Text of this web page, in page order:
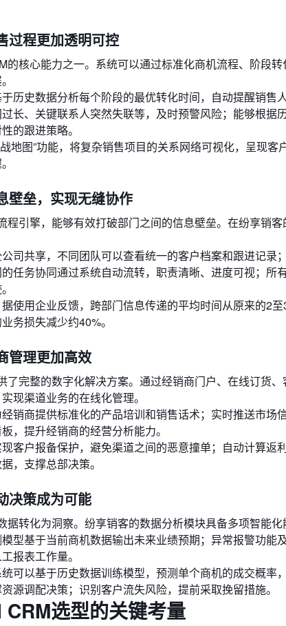
过程更加透明可控
的核心能力之一。系统可以通过标准化商机流程、阶段
历史数据分析每个阶段的最优转化时间，自动提醒销售
长、关键联系人突然失联等，及时预警风险；能够根据
的跟进策略。
地图”功能，将复杂销售项目的关系网络可视化，呈现
壁垒，实现无缝协作
程引擎，能够有效打破部门之间的信息壁垒。在纷享销
司共享，不同团队可以查看统一的客户档案和跟进记录
任务协同通过系统自动流转，职责清晰、进度可视；所
使用企业反馈，跨部门信息传递的平均时间从原来的2
务损失减少约40%。
管理更加高效
了完整的数字化解决方案。通过经销商门户、在线订货
现渠道业务的在线化管理。
销商提供标准化的产品培训和销售话术；实时推送市场
，提升经销商的经营分析能力。
客户报备保护，避免渠道之间的恶意撞单；自动计算返
，支撑总部决策。
决策成为可能
据转化为洞察。纷享销客的数据分析模块具备多项智能
型基于当前商机数据输出未来业绩预期；异常报警功能
报表工作量。
可以基于历史数据训练模型，预测单个商机的成交概率
源调配决策；识别客户流失风险，提前采取挽留措施。
选型的关键考量